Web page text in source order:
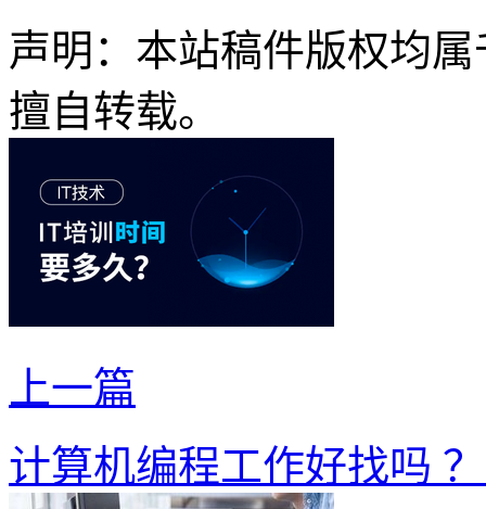
声明：本站稿件版权均
擅自转载。
上一篇
计算机编程工作好找吗